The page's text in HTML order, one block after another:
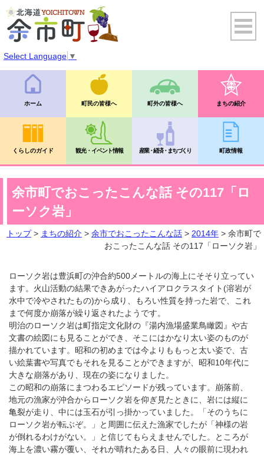
Select Language ▼
ホーム 町民の皆様へ 町外の皆様へ まちの紹介
くらしのガイド 観光・イベント情報 産業・経済・まちづくり 町政情報
余市町でおこったこんな話 その117「ロ
ーソク岩」
トップ> まちの紹介 > 余市でおこったこんな話 > 2014年 > 余市町で
おこったこんな話 その117「ローソク岩」
ローソク岩は豊浜町の沖合約500メートルの海上にそそり立ってい
ます。火山活動の結果できあがったハイアロクラスタイト(溶岩が
水中で冷やされたもの)から成り、もろい性質を持った岩で、これ
まで何度か崩落が繰り返されたようです。
明治のローソク岩は町指定文化財の『湯内漁場盛業鳥瞰図』や古
文書の絵図にも見ることができ、そこにはかなり太い姿のものが
描かれています。昭和の初めまでは今よりももっと太い姿で、古
い絵葉書や写真でもそれを見ることができますが、昭和10年代に
大きな崩落があり、現在の姿になりました。
この昭和の崩落にまつわるエピソードが残っています。崩落前、
地元の漁家が沖合からローソク岩を仰ぎ見たときに、岩には縦に
亀裂が走り、中には玉石が引っ掛かっていました。「そのうちに
ローソク岩が転ぶぞ。」と周囲に伝えた漁家でしたが「神様の岩
が倒れるわけがない。」と信じてもらえませんでした。ところが
海上を濃い霧が覆い、それが晴れたある日、人々の眼前に現われ